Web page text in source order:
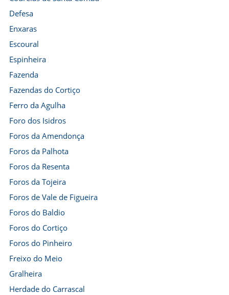
Defesa
Enxaras
Escoural
Espinheira
Fazenda
Fazendas do Cortiço
Ferro da Agulha
Foro dos Isidros
Foros da Amendonça
Foros da Palhota
Foros da Resenta
Foros da Tojeira
Foros de Vale de Figueira
Foros do Baldio
Foros do Cortiço
Foros do Pinheiro
Freixo do Meio
Gralheira
Herdade do Carrascal